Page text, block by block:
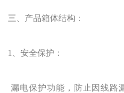
三、产品箱体结构：
1、安全保护：
漏电保护功能，防止因线路